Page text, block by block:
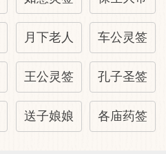
月下老人 车公灵签
王公灵签 孔子圣签
送子娘娘 各庙药签